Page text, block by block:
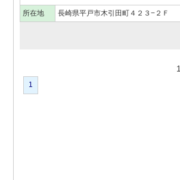
所在地 長崎県平戸市木引田町４２３−２Ｆ
1
1